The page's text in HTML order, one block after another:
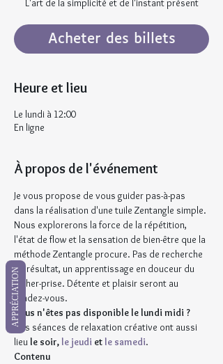
L'art de la simplicité et de l'instant présent
Acheter des billets
Heure et lieu
Le lundi à 12:00
En ligne
À propos de l'événement
Je vous propose de vous guider pas-à-pas
dans la réalisation d'une tuile Zentangle simple.
Nous explorerons la force de la répétition,
l'état de flow et la sensation de bien-être que la
méthode Zentangle procure. Pas de recherche
du résultat, un apprentissage en douceur du
lâcher-prise. Détente et plaisir seront au
rendez-vous.
Vous n'êtes pas disponible le lundi midi ?
Des séances de relaxation créative ont aussi
lieu le soir, le jeudi et le samedi.
Contenu
APPRÉCIATION